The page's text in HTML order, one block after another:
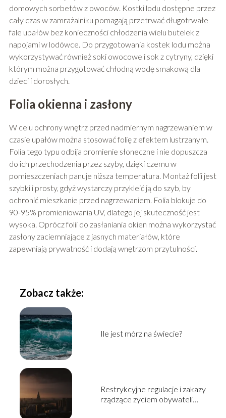
domowych sorbetów z owoców. Kostki lodu dostępne przez
cały czas w zamrażalniku pomagają przetrwać długotrwałe
fale upałów bez konieczności chłodzenia wielu butelek z
napojami w lodówce. Do przygotowania kostek lodu można
wykorzystywać również soki owocowe i sok z cytryny, dzięki
którym można przygotować chłodną wodę smakową dla
dzieci i dorosłych.
Folia okienna i zasłony
W celu ochrony wnętrz przed nadmiernym nagrzewaniem w
czasie upałów można stosować folię z efektem lustrzanym.
Folia tego typu odbija promienie słoneczne i nie dopuszcza
do ich przechodzenia przez szyby, dzięki czemu w
pomieszczeniach panuje niższa temperatura. Montaż folii jest
szybki i prosty, gdyż wystarczy przykleić ją do szyb, by
ochronić mieszkanie przed nagrzewaniem. Folia blokuje do
90-95% promieniowania UV, dlatego jej skuteczność jest
wysoka. Oprócz folii do zasłaniania okien można wykorzystać
zasłony zaciemniające z jasnych materiałów, które
zapewniają prywatność i dodają wnętrzom przytulności.
Zobacz także:
Ile jest mórz na świecie?
Restrykcyjne regulacje i zakazy
rządzące zyciem obywateli